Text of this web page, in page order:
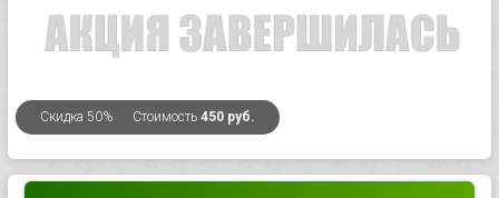
Скидка 50% Стоимость 450 руб.